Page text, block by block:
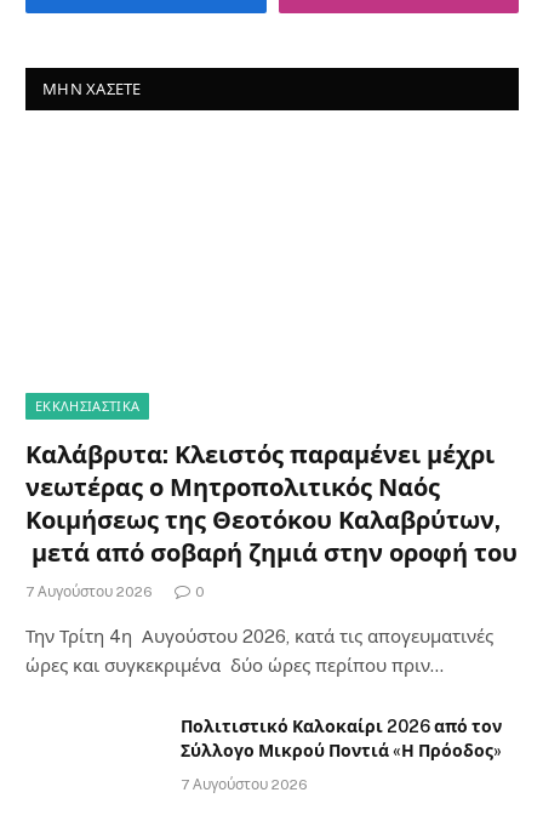
ΜΗΝ ΧΆΣΕΤΕ
ΕΚΚΛΗΣΙΑΣΤΙΚΑ
Καλάβρυτα: Κλειστός παραμένει μέχρι
νεωτέρας ο Μητροπολιτικός Ναός
Κοιμήσεως της Θεοτόκου Καλαβρύτων,
μετά από σοβαρή ζημιά στην οροφή του
7 Αυγούστου 2026 0
Την Τρίτη 4η Αυγούστου 2026, κατά τις απογευματινές
ώρες και συγκεκριμένα δύο ώρες περίπου πριν…
Πολιτιστικό Καλοκαίρι 2026 από τον
Σύλλογο Μικρού Ποντιά «Η Πρόοδος»
7 Αυγούστου 2026